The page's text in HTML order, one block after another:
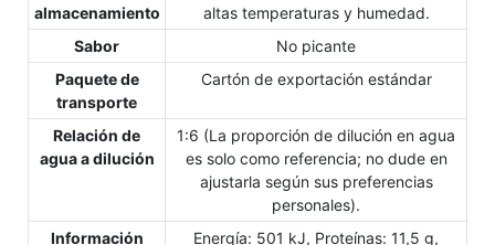
almacenamiento
altas temperaturas y humedad.
Sabor
No picante
Paquete de
transporte
Cartón de exportación estándar
Relación de
agua a dilución
1:6 (La proporción de dilución en agua
es solo como referencia; no dude en
ajustarla según sus preferencias
personales).
Información
Energía: 501 kJ, Proteínas: 11,5 g,